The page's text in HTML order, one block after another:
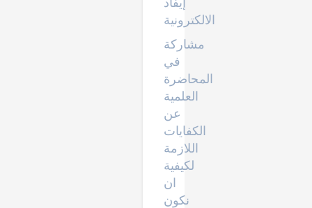
الالكترونية
مشاركة
في
المحاضرة
العلمية
عن
الكفايات
اللازمة
لكيفية
ان
نكون